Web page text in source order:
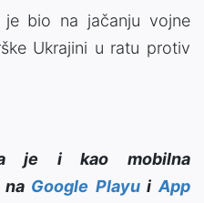
je bio na jačanju vojne
Ukrajini u ratu protiv
je i kao mobilna
na Google PlayuiApp